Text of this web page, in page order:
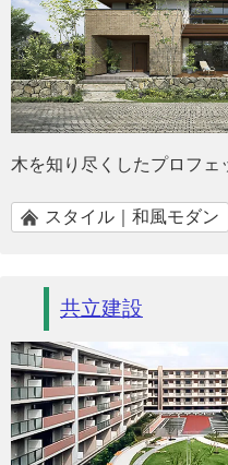
木を知り尽くしたプロフェ
スタイル｜和風モダン
共立建設